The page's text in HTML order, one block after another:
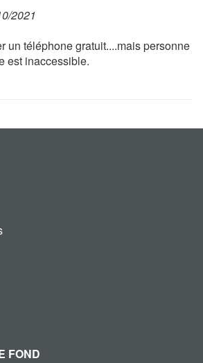
2021
un téléphone gratuit....mais personne
est inaccessible.
FOND